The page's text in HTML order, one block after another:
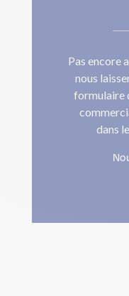
Pas encore
nous
formulaire
dans